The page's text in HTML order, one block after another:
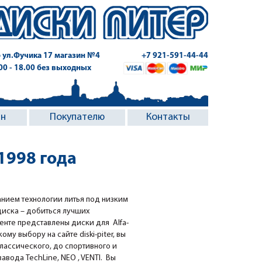
ул.Фучика 17магазин №4
+7 921-591-44-44
- 18.00 без выходных
Покупателю Контакты
года
технологии литья под низким
– добиться лучших
представлены диски для Alfa-
выбору на сайте diski-piter, вы
до спортивного и
TechLine, NEO , VENTI. Вы